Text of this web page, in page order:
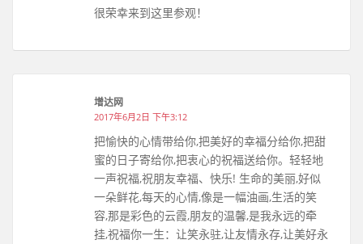
很荣幸来到这里参观！
增达网
2017年6月2日 下午3:12
把愉快的心情带给你,把美好的幸福分给你,把甜
蜜的日子寄给你,把衷心的祝福送给你。轻轻地
一声祝福,祝朋友幸福、快乐! 生命的美丽,好似
一朵鲜花,每天的心情,像是一幅油画,生活的笑
容,那是彩色的云霞,朋友的温馨,是我永远的牵
挂,祝福你一生：让笑永驻,让友情永存,让美好永